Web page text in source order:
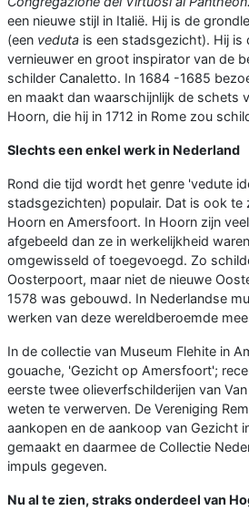
een nieuwe stijl in Italië. Hij is de
(een veduta is een stadsgezicht). Hij is
vernieuwer en groot inspirator van de
schilder Canaletto. In 1684 -1685
en maakt dan waarschijnlijk de schets
Hoorn, die hij in 1712 in Rome zou
Slechts een enkel werk in Nederland
Rond die tijd wordt het genre 'vedute
stadsgezichten) populair. Dat is ook te
Hoorn en Amersfoort. In Hoorn zijn
afgebeeld dan ze in werkelijkheid
omgewisseld of toegevoegd. Zo
Oosterpoort, maar niet de nieuwe
1578 was gebouwd. In Nederlandse
werken van deze wereldberoemde
In de collectie van Museum Flehite in
gouache, 'Gezicht op Amersfoort';
eerste twee olieverfschilderijen van
weten te verwerven. De Vereniging
aankopen en de aankoop van Gezicht
gemaakt en daarmee de Collectie
impuls gegeven.
Nu al te zien, straks onderdeel van